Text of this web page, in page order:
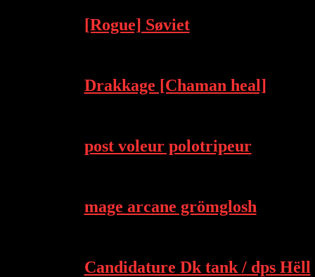
[Rogue] Søviet
Drakkage [Chaman heal]
post voleur polotripeur
mage arcane grömglosh
Candidature Dk tank / dps Hëll